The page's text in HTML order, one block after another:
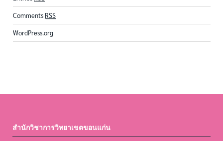
Comments RSS
WordPress.org
สำนักวิชาการวิทยาเขตขอนแก่น